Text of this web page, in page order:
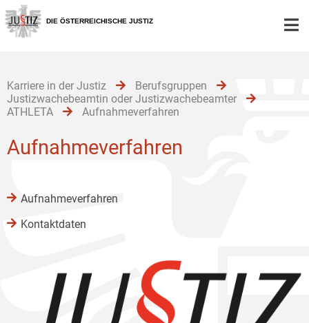
Zur
Hauptnavigation
[1]
Zum
Inhalt
[2]
Zum
Untermenü
[3]
DIE ÖSTERREICHISCHE JUSTIZ
Karriere in der Justiz
Berufsgruppen
Justizwachebeamtin oder Justizwachebeamter
ATHLETA
Aufnahmeverfahren
Aufnahmeverfahren
Aufnahmeverfahren
Kontaktdaten